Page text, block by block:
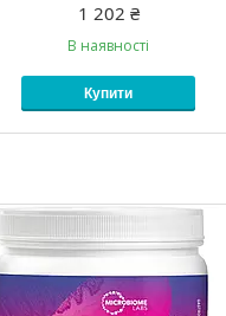
1 202 ₴
В наявності
Купити